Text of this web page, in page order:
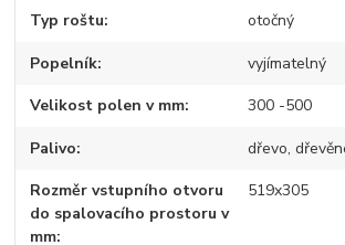
Typ roštu otočný
Popelník vyjímatelný
Velikost polen v mm 300 -500
Palivo dřevo,
Rozměr vstupního otvoru
do spalovacího prostoru v
mm
519x305